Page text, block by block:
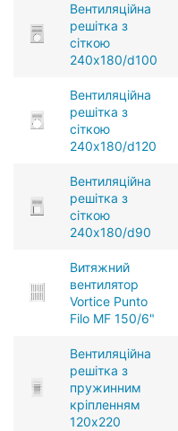
Вентиляційна
решітка з
сіткою
240x180/d100
Вентиляційна
решітка з
сіткою
240x180/d120
Вентиляційна
решітка з
сіткою
240x180/d90
Витяжний
вентилятор
Vortice Punto
Filo MF 150/6"
Вентиляційна
решітка з
пружинним
кріпленням
120x220